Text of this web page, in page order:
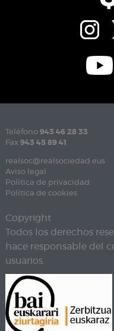
Teléfono 943 46 28 33
Fax 943 45 89 41
realsoc@realsociedad.eus
Aviso legal
Política de privacidad
Política de cookies
Copyright
Todos los derechos
hace responsable del
usuarios.